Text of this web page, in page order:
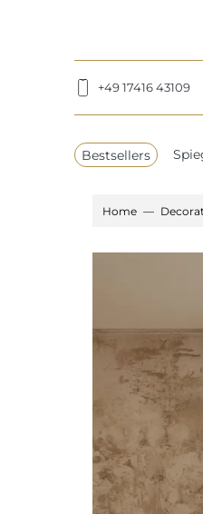
+49 17416 43109
Bestsellers
Home